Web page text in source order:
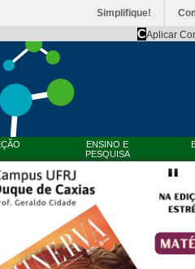
Simplifique!
CAplicar
ENSINO E
PESQUISA